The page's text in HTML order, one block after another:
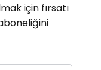
için fırsatı